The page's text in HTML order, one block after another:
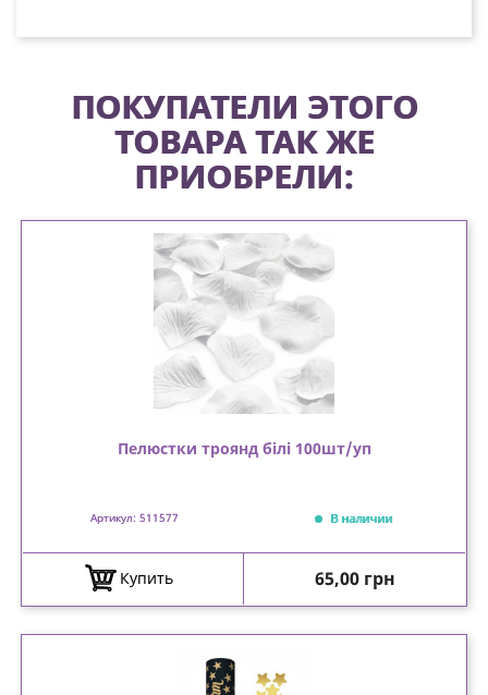
ПОКУПАТЕЛИ ЭТОГО
ТОВАРА ТАК ЖЕ
ПРИОБРЕЛИ:
Пелюстки троянд білі 100шт/уп
Артикул: 511577 В наличии
Купить Цена
65,00 грн